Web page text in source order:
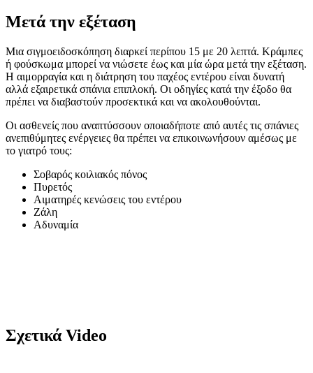
Μετά την εξέταση
Μια σιγμοειδοσκόπηση διαρκεί περίπου 15 με 20 λεπτά. Κράμπες
ή φούσκωμα μπορεί να νιώσετε έως και μία ώρα μετά την εξέταση.
Η αιμορραγία και η διάτρηση του παχέος εντέρου είναι δυνατή
αλλά εξαιρετικά σπάνια επιπλοκή. Οι οδηγίες κατά την έξοδο θα
πρέπει να διαβαστούν προσεκτικά και να ακολουθούνται.
Οι ασθενείς που αναπτύσσουν οποιαδήποτε από αυτές τις σπάνιες
ανεπιθύμητες ενέργειες θα πρέπει να επικοινωνήσουν αμέσως με
το γιατρό τους:
Σοβαρός κοιλιακός πόνος
Πυρετός
Αιματηρές κενώσεις του εντέρου
Ζάλη
Αδυναμία
Σχετικά Video